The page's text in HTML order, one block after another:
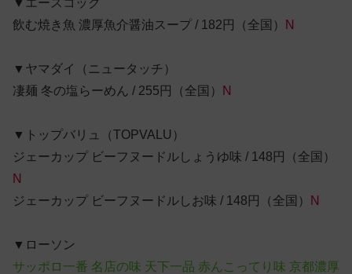
飲む焼き魚 濃厚魚介醤油スープ / 182円（全国）
N
▼ヤマダイ（ニュータッチ）
凄麺 冬の塩らーめん / 255円（全国）
N
▼トップバリュ（TOPVALU）
ジェーカップ ビーフヌードルしょうゆ味 / 148円（全国）
N
ジェーカップ ビーフヌードルしお味 / 148円（全国）
N
▼ローソン
サッポロ一番 名店の味 天下一品 赤んこってり味 京都濃厚